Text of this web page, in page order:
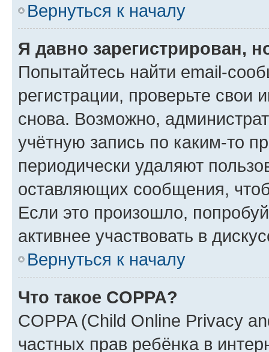
Вернуться к началу
Я давно зарегистрирован,
Попытайтесь найти email-
регистрации, проверьте свои
снова. Возможно,
учётную запись по каким-то
периодически удаляют
оставляющих сообщения,
Если это произошло,
активнее участвовать в
Вернуться к началу
Что такое COPPA?
COPPA (Child Online Privacy
частных прав ребёнка в